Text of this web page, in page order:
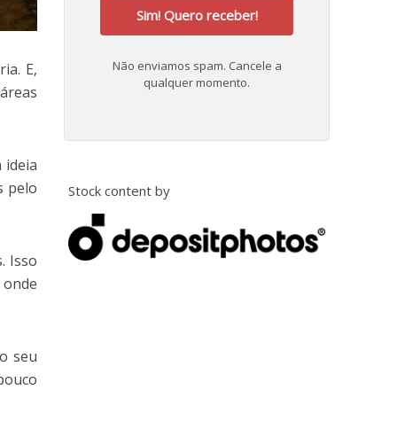
E,
ideia
pelo
Isso
seu
Sim! Quero receber!
Não enviamos spam. Cancele a
qualquer momento.
Stock content by